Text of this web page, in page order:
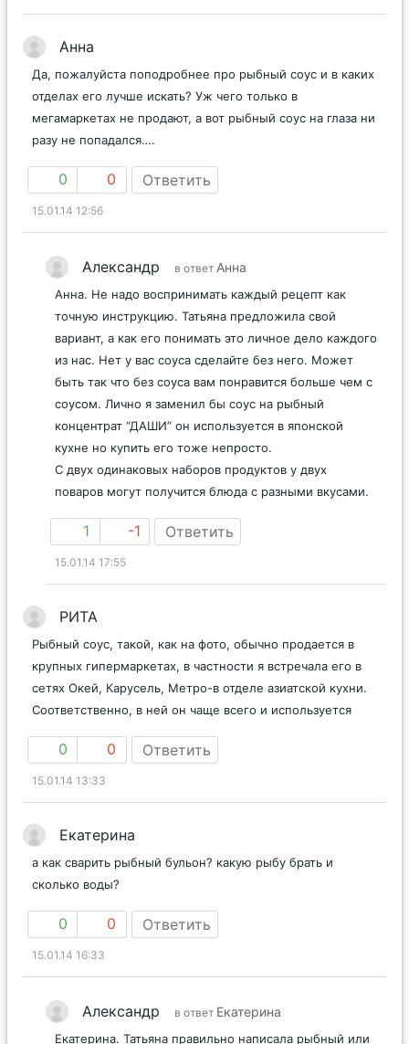
Анна
Да, пожалуйста поподробнее про рыбный соус и в каких
отделах его лучше искать? Уж чего только в
мегамаркетах не продают, а вот рыбный соус на глаза ни
разу не попадался….
0 0 Ответить
15.01.14 12:56
Александр в ответ Анна
Анна. Не надо воспринимать каждый рецепт как
точную инструкцию. Татьяна предложила свой
вариант, а как его понимать это личное дело каждого
из нас. Нет у вас соуса сделайте без него. Может
быть так что без соуса вам понравится больше чем с
соусом. Лично я заменил бы соус на рыбный
концентрат “ДАШИ” он используется в японской
кухне но купить его тоже непросто.
С двух одинаковых наборов продуктов у двух
поваров могут получится блюда с разными вкусами.
1 -1 Ответить
15.01.14 17:55
РИТА
Рыбный соус, такой, как на фото, обычно продается в
крупных гипермаркетах, в частности я встречала его в
сетях Окей, Карусель, Метро-в отделе азиатской кухни.
Соответственно, в ней он чаще всего и используется
0 0 Ответить
15.01.14 13:33
Екатерина
а как сварить рыбный бульон? какую рыбу брать и
сколько воды?
0 0 Ответить
15.01.14 16:33
Александр в ответ Екатерина
Екатерина. Татьяна правильно написала рыбный или